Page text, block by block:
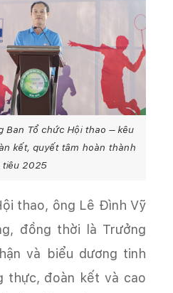
Ban Tổ chức Hội thao – kêu
kết, quyết tâm hoàn thành
tiêu 2025
thao, ông Lê Đình Vỹ
đồng thời là Trưởng
và biểu dương tinh
thực, đoàn kết và cao